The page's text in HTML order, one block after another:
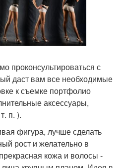
проконсультироваться с
даст вам все необходимые
к съемке портфолио
аксессуары,
п. ).
фигура, лучше сделать
рост и желательно в
кожа и волосы -